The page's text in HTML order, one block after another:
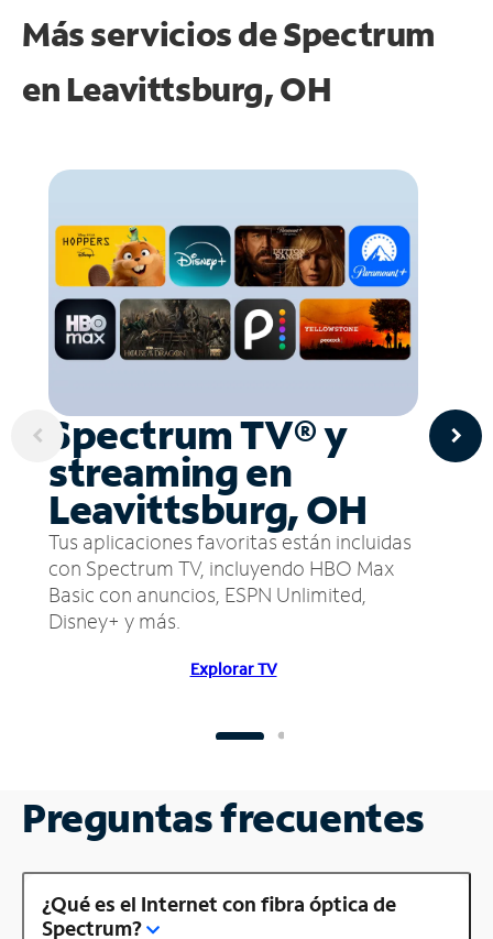
Más servicios de Spectrum
en Leavittsburg, OH
Spectrum TV® y
streaming en
Leavittsburg, OH
Tus aplicaciones favoritas están incluidas
con Spectrum TV, incluyendo HBO Max
Basic con anuncios, ESPN Unlimited,
Disney+ y más.
Explorar TV
Preguntas frecuentes
¿Qué es el Internet con fibra óptica de
Spectrum?